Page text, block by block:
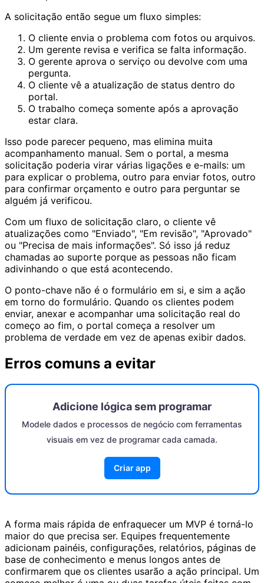
A solicitação então segue um fluxo simples:
O cliente envia o problema com fotos ou arquivos.
Um gerente revisa e verifica se falta informação.
O gerente aprova o serviço ou devolve com uma
pergunta.
O cliente vê a atualização de status dentro do
portal.
O trabalho começa somente após a aprovação
estar clara.
Isso pode parecer pequeno, mas elimina muita
acompanhamento manual. Sem o portal, a mesma
solicitação poderia virar várias ligações e e-mails: um
para explicar o problema, outro para enviar fotos, outro
para confirmar orçamento e outro para perguntar se
alguém já verificou.
Com um fluxo de solicitação claro, o cliente vê
atualizações como "Enviado", "Em revisão", "Aprovado"
ou "Precisa de mais informações". Só isso já reduz
chamadas ao suporte porque as pessoas não ficam
adivinhando o que está acontecendo.
O ponto-chave não é o formulário em si, e sim a ação
em torno do formulário. Quando os clientes podem
enviar, anexar e acompanhar uma solicitação real do
começo ao fim, o portal começa a resolver um
problema de verdade em vez de apenas exibir dados.
Erros comuns a evitar
Adicione lógica sem programar
Modele dados e processos de negócio com ferramentas
visuais em vez de programar cada camada.
Criar app
A forma mais rápida de enfraquecer um MVP é torná-lo
maior do que precisa ser. Equipes frequentemente
adicionam painéis, configurações, relatórios, páginas de
base de conhecimento e menus longos antes de
confirmarem que os clientes usarão a ação principal. Um